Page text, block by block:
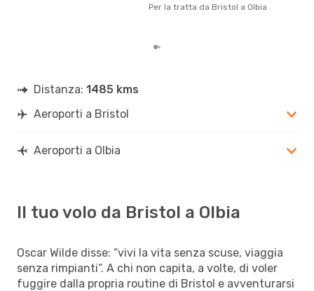
Per la tratta da Bristol a Olbia
Distanza: 1485 kms
Aeroporti a Bristol
Aeroporti a Olbia
Il tuo volo da Bristol a Olbia
Oscar Wilde disse: “vivi la vita senza scuse, viaggia
senza rimpianti”. A chi non capita, a volte, di voler
fuggire dalla propria routine di Bristol e avventurarsi